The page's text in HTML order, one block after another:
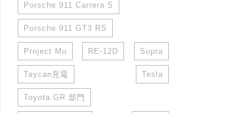
Porsche 911 Carrera S
Porsche 911 GT3 RS
Project Mu RE-12D Supra
Taycan充電 Tesla
Toyota GR 部門